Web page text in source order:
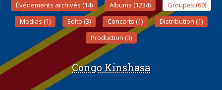
Événements archivés (14)
Albums (1234)
Groupes (60)
Medias (1)
Edito (3) Concerts (1)
Distribution (1)
Production (3)
Congo Kinshasa